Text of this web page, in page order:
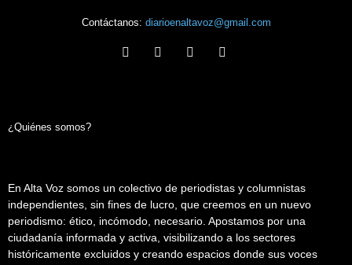
Contáctanos: diarioenaltavoz@gmail.com
¿Quiénes somos?
En Alta Voz somos un colectivo de periodistas y columnistas
independientes, sin fines de lucro, que creemos en un nuevo
periodismo: ético, incómodo, necesario. Apostamos por una
ciudadanía informada y activa, visibilizando a los sectores
históricamente excluidos y creando espacios donde sus voces